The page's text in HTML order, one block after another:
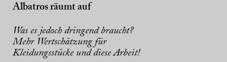
Albatros räumt auf
Was es jedoch dringend braucht?
Mehr Wertschätzung für
Kleidungsstücke und diese Arbeit!